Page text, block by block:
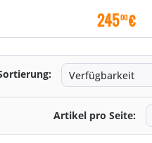
24500€
Artikel pro Seite: